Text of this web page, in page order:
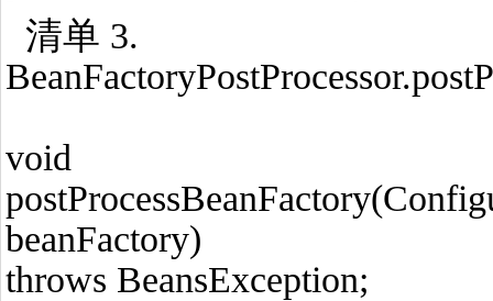
清单 3.
void
beanFactory)
throws BeansException;